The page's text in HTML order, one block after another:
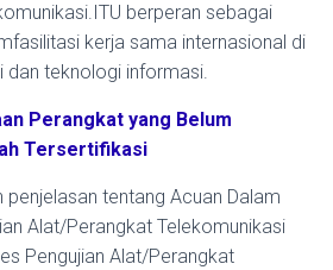
berperan sebagai
kerja sama internasional di
dan teknologi informasi.
Perangkat yang Belum
Tersertifikasi
penjelasan tentang Acuan Dalam
Alat/Perangkat Telekomunikasi
Pengujian Alat/Perangkat